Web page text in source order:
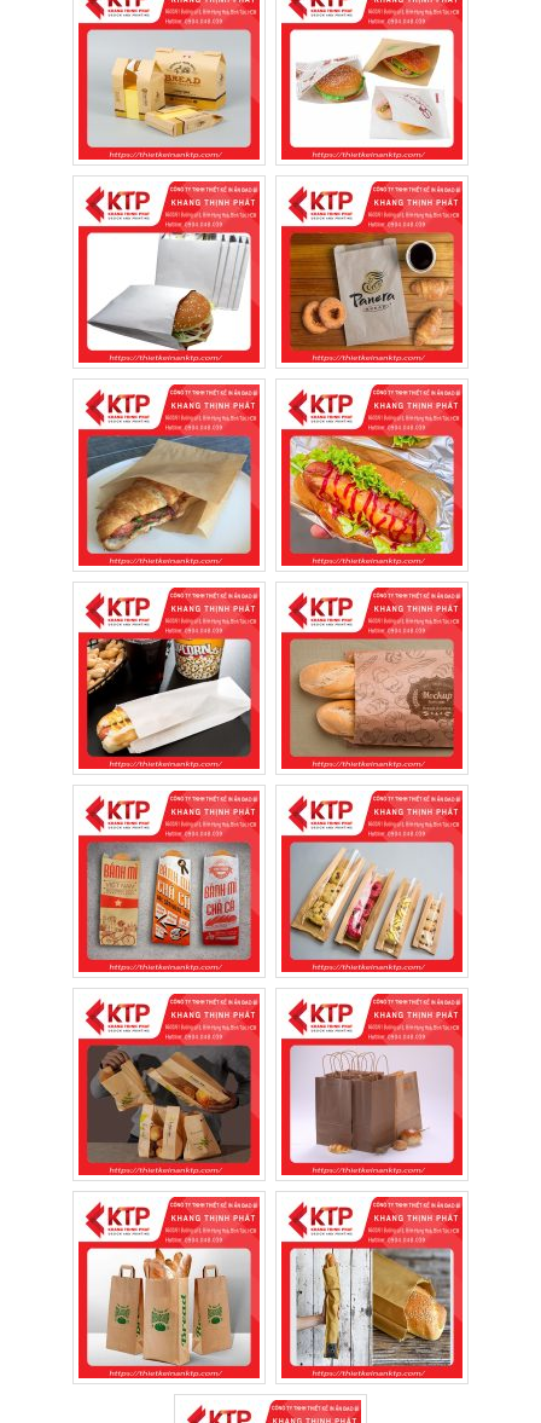
Đối với các loại bánh nhiều bơ hoặc pate,
giấy còn hỗ trợ hút bớt lượng dầu thừa trên
bề mặt.
Đảm bảo vệ sinh an toàn thực phẩm
Các dòng giấy Kraft, MG hoặc Ford đạt tiêu
chuẩn thực phẩm không chứa hóa chất độc
hại tiếp xúc trực tiếp với bánh.
Đây cũng là lý do ngày càng nhiều tiệm
bánh chuyển từ giấy báo hoặc túi nilon sang
bao bì giấy chuyên dụng.
Xây dựng hình ảnh thương hiệu
Một chiếc túi có in logo, slogan và màu sắc
nhận diện sẽ giúp khách hàng ghi nhớ cửa
hàng lâu hơn.
Chỉ với chi phí rất nhỏ trên mỗi sản phẩm,
cửa hàng đã có thêm một “biển quảng cáo
di động” xuất hiện ở khắp nơi khi khách
mang bánh đi.
Nếu bạn cần mở rộng quy mô kinh doanh
hoặc hệ thống cửa hàng, giải phápin túi
giấy số lượng lớnsẽ giúp tối ưu đáng kể chi
phí trên từng sản phẩm.
Thương hiệu bánh mì Pewpew được in trên vỏ
bánh
Góp phần bảo vệ môi trường